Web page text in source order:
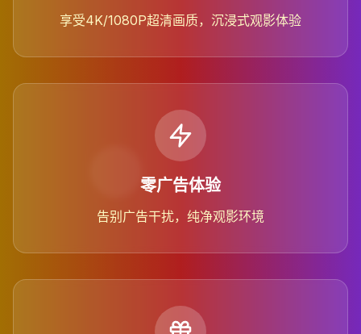
享受4K/1080P超清画质，沉浸式观影体验
零广告体验
告别广告干扰，纯净观影环境